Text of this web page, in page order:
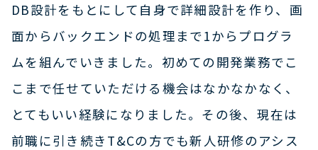
DB設計をもとにして自身で詳細設計を作り、画
面からバックエンドの処理まで1からプログラ
ムを組んでいきました。初めての開発業務でこ
こまで任せていただける機会はなかなかなく、
とてもいい経験になりました。その後、現在は
前職に引き続きT&Cの方でも新人研修のアシス